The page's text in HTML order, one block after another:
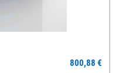
800,88 €